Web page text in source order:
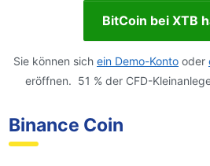
BitCoin bei XTB
Sie können sich ein Demo-Konto oder
eröffnen. 51 % der CFD-
Binance Coin